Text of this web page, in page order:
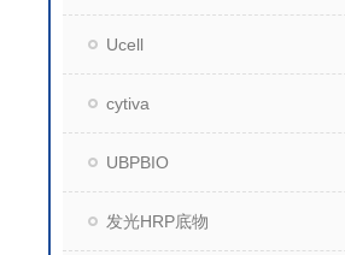
Ucell
cytiva
UBPBIO
发光HRP底物